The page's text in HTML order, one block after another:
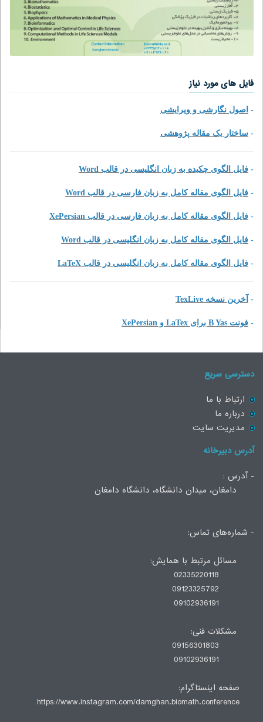
فایل های مورد نیاز
- اصول نگارشی و ویرایشی
- ساختار یک مقاله پژوهشی
- فایل الگوی چکیده به زبان انگلیسی در قالب Word
- فایل الگوی مقاله کامل به زبان فارسی در قالب Word
- فایل الگوی مقاله کامل به زبان فارسی در قالب XePersian
- فایل الگوی مقاله کامل به زبان انگلیسی در قالب Word
- فایل الگوی مقاله کامل به زبان انگلیسی در قالب LaTeX
- آخرین نسخه TexLive
- فونت B Yas برای LaTex و XePersian
دسترسی سریع
ارتباط با ما
درباره ما
مدیریت سایت
آدرس دبیرخانه
- آدرس :
دامغان، میدان دانشگاه، دانشگاه دامغان
- شماره‌های تماس:
مسائل مرتبط با همایش:
مشکلات فنی:
صفحه اینستاگرام:
https://www.instagram.com/damghan.biomath.conference